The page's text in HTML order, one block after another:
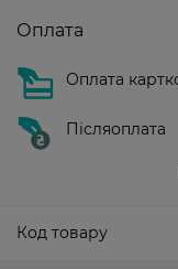
Оплата
Оплата
Післяоплата
Код товару